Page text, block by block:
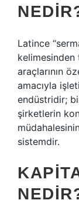
Latince
araçlarının
amacıyla
endüstridir;
şirketlerin
sistemdir.